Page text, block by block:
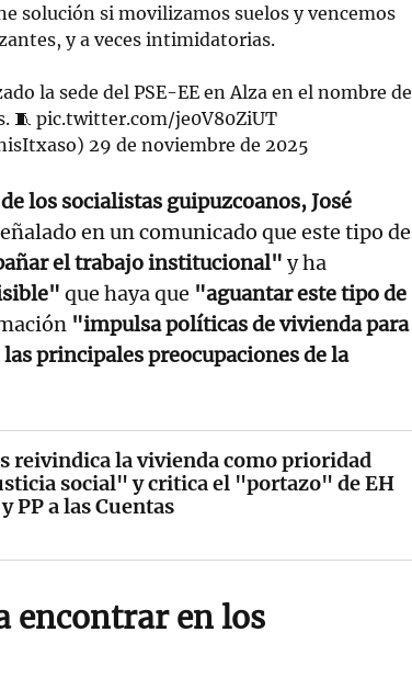
solución si movilizamos suelos y vencemos
y a veces intimidatorias.
la sede del PSE-EE en Alza en el nombre de
🧵pic.twitter.com/je0V80ZiUT
29 de noviembre de 2025
los socialistas guipuzcoanos, José
en un comunicado que este tipo de
el trabajo institucional" y ha
que haya que "aguantar este tipo de
"impulsa políticas de vivienda para
principales preocupaciones de la
reivindica la vivienda como prioridad
social" y critica el "portazo" de EH
PP a las Cuentas
encontrar en los